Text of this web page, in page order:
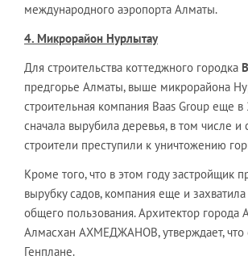
международного аэропорта Алматы.
4. Микрорайон Нурлытау
Для строительства коттеджного городка
предгорье Алматы, выше микрорайона
строительная компания Baas Group еще в
сначала вырубила деревья, в том числе и
строители преступили к уничтожению
Кроме того, что в этом году застройщик
вырубку садов, компания еще и захватила
общего пользования. Архитектор города
Алмасхан АХМЕДЖАНОВ, утверждает, что
Генплане.